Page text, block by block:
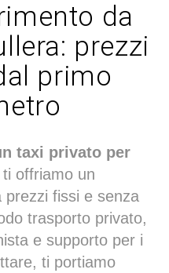
da
prezzi
primo
taxi privato per
offriamo un
fissi e senza
trasporto privato,
e supporto per i
ti portiamo